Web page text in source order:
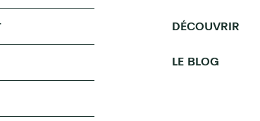
DÉCOUVRIR
LE BLOG